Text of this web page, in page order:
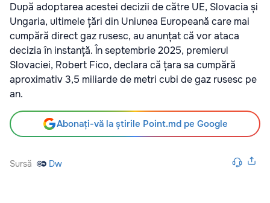
După adoptarea acestei decizii de către UE, Slovacia și
Ungaria, ultimele țări din Uniunea Europeană care mai
cumpără direct gaz rusesc, au anunțat că vor ataca
decizia în instanță. În septembrie 2025, premierul
Slovaciei, Robert Fico, declara că țara sa cumpără
aproximativ 3,5 miliarde de metri cubi de gaz rusesc pe
an.
Abonați-vă la știrile Point.md pe Google
Sursă Dw